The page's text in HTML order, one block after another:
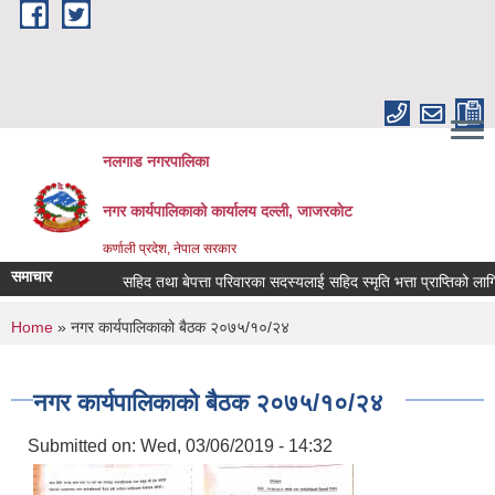
Skip to main content
नलगाड नगरपालिका
नगर कार्यपालिकाको कार्यालय दल्ली, जाजरकाेट
कर्णाली प्रदेश, नेपाल सरकार
समाचार सहिद तथा बेपत्ता परिवारका सदस्यलाई सहिद स्मृति भत्ता प्राप्तिको लागि
You are here
Home » नगर कार्यपालिकाकाे बैठक २०७५/१०/२४
नगर कार्यपालिकाकाे बैठक २०७५/१०/२४
Submitted on: Wed, 03/06/2019 - 14:32